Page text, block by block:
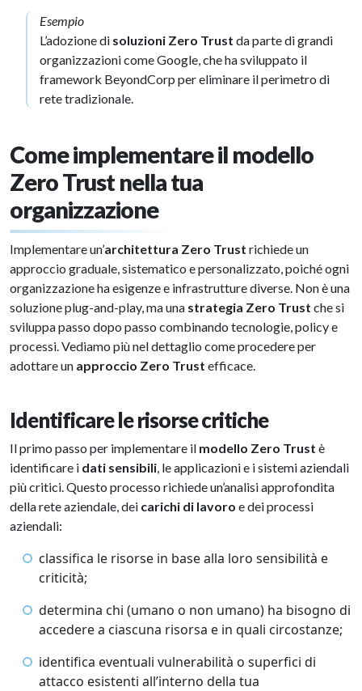
Esempio
L’adozione di soluzioni Zero Trust da parte di grandi
organizzazioni come Google, che ha sviluppato il
framework BeyondCorp per eliminare il perimetro di
rete tradizionale.
Come implementare il modello
Zero Trust nella tua
organizzazione
Implementare un’architettura Zero Trust richiede un
approccio graduale, sistematico e personalizzato, poiché ogni
organizzazione ha esigenze e infrastrutture diverse. Non è una
soluzione plug-and-play, ma una strategia Zero Trust che si
sviluppa passo dopo passo combinando tecnologie, policy e
processi. Vediamo più nel dettaglio come procedere per
adottare un approccio Zero Trust efficace.
Identificare le risorse critiche
Il primo passo per implementare il modello Zero Trust è
identificare i dati sensibili, le applicazioni e i sistemi aziendali
più critici. Questo processo richiede un’analisi approfondita
della rete aziendale, dei carichi di lavoro e dei processi
aziendali:
classifica le risorse in base alla loro sensibilità e
criticità;
determina chi (umano o non umano) ha bisogno di
accedere a ciascuna risorsa e in quali circostanze;
identifica eventuali vulnerabilità o superfici di
attacco esistenti all’interno della tua